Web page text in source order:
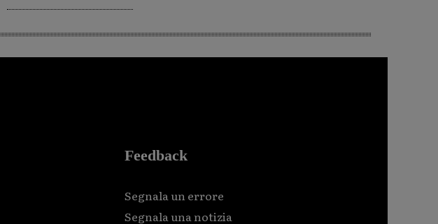
Feedback
Segnala un errore
Segnala una notizia